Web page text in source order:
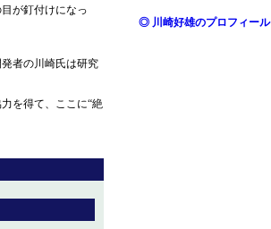
が釘付けになっ
者の川崎氏は研究
を得て、ここに“絶
◎ 川崎好雄のプロフィール